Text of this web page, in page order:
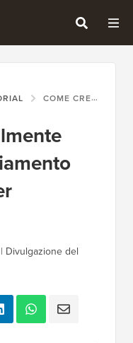
COME CREARE FACILMENTE PAGINE DI RINGRAZIAMENTO PERSONALIZZATE PER WOOCOMMERCE
| Divulgazione del